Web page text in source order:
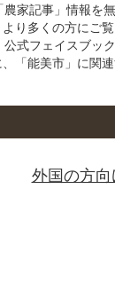
家記事」情報を
り多くの方にご
式フェイスブッ
「能美市」に関
外国の方向